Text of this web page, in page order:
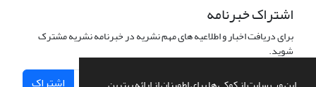
اشتراک خبرنامه
برای دریافت اخبار و اطلاعیه های مهم نشریه در خبرنامه نشریه مشترک
شوید.